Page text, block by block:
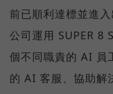
前已順利達標並進
公司運用 SUPER 8
個不同職責的 AI 員
的 AI 客服、協助解